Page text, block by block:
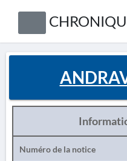
Numéro de la notice